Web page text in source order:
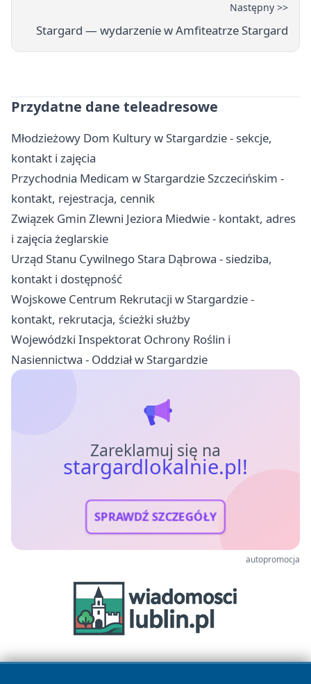
Następny >>
Stargard — wydarzenie w Amfiteatrze Stargard
Przydatne dane teleadresowe
Młodzieżowy Dom Kultury w Stargardzie - sekcje,
kontakt i zajęcia
Przychodnia Medicam w Stargardzie Szczecińskim -
kontakt, rejestracja, cennik
Związek Gmin Zlewni Jeziora Miedwie - kontakt, adres
i zajęcia żeglarskie
Urząd Stanu Cywilnego Stara Dąbrowa - siedziba,
kontakt i dostępność
Wojskowe Centrum Rekrutacji w Stargardzie -
kontakt, rekrutacja, ścieżki służby
Wojewódzki Inspektorat Ochrony Roślin i
Nasiennictwa - Oddział w Stargardzie
Zareklamuj się na
stargardlokalnie.pl!
SPRAWDŹ SZCZEGÓŁY
autopromocja